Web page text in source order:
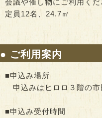
会議や催し物にご利用くだ
定員12名、24.7㎡
● ご利用案内
■申込み場所
申込みはヒロロ３階の市
■申込み受付時間